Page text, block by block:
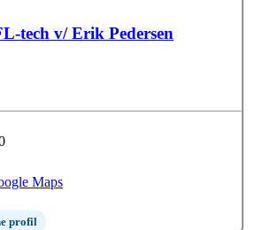
tech v/ Erik Pedersen
Maps
profil